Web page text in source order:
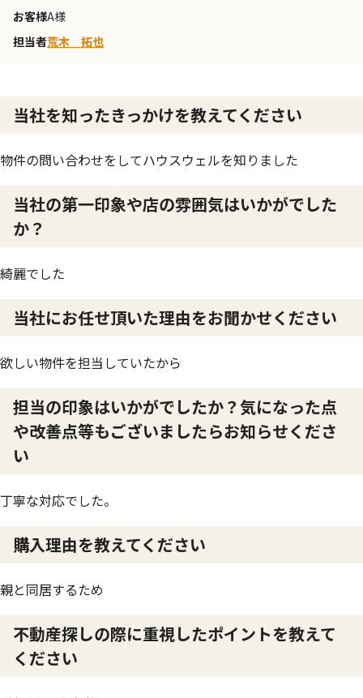
お客様A様
担当者荒木 拓也
当社を知ったきっかけを教えてください
物件の問い合わせをしてハウスウェルを知りました
当社の第一印象や店の雰囲気はいかがでした
か？
綺麗でした
当社にお任せ頂いた理由をお聞かせください
欲しい物件を担当していたから
担当の印象はいかがでしたか？気になった点
や改善点等もございましたらお知らせくださ
い
丁寧な対応でした。
購入理由を教えてください
親と同居するため
不動産探しの際に重視したポイントを教えて
ください